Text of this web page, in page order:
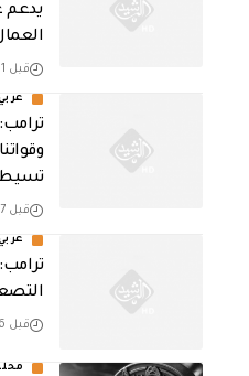
يدعم
قبل 31 دقيقة
قبل 37 دقيقة
قبل 46 دقيقة